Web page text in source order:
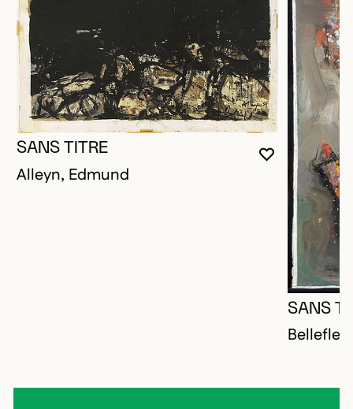
VOUS
FERMER
OUVRIR LA
SANS TITRE
Alleyn, Edmund
SANS